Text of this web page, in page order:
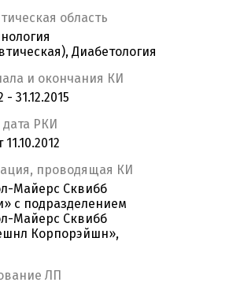
область
Диабетология
и окончания КИ
- 31.12.2015
РКИ
проводящая КИ
Майерс Сквибб
с подразделением
Майерс Сквибб
Корпорэйшн»,
ЛП